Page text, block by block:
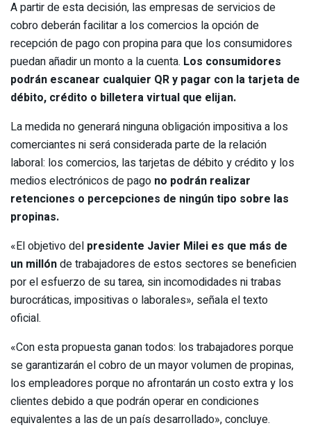
A partir de esta decisión, las empresas de servicios de
cobro deberán facilitar a los comercios la opción de
recepción de pago con propina para que los consumidores
puedan añadir un monto a la cuenta. Los consumidores
podrán escanear cualquier QR y pagar con la tarjeta de
débito, crédito o billetera virtual que elijan.
La medida no generará ninguna obligación impositiva a los
comerciantes ni será considerada parte de la relación
laboral: los comercios, las tarjetas de débito y crédito y los
medios electrónicos de pago no podrán realizar
retenciones o percepciones de ningún tipo sobre las
propinas.
«El objetivo del presidente Javier Milei es que más de
un millónde trabajadores de estos sectores se beneficien
por el esfuerzo de su tarea, sin incomodidades ni trabas
burocráticas, impositivas o laborales», señala el texto
oficial.
«Con esta propuesta ganan todos: los trabajadores porque
se garantizarán el cobro de un mayor volumen de propinas,
los empleadores porque no afrontarán un costo extra y los
clientes debido a que podrán operar en condiciones
equivalentes a las de un país desarrollado», concluye.